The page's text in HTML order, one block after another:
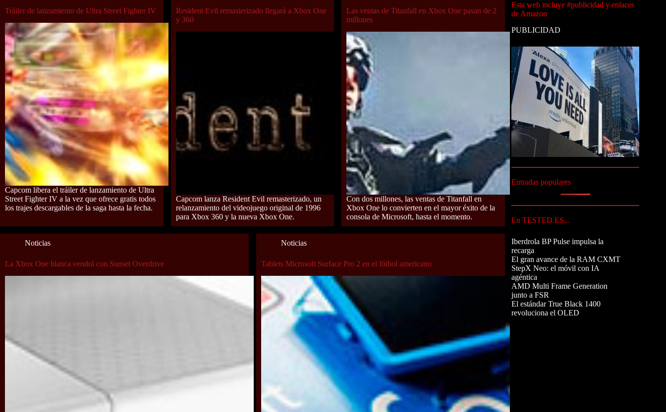
Tráiler de lanzamiento de Ultra Street Fighter IV
Capcom libera el tráiler de lanzamiento de Ultra
Street Fighter IV a la vez que ofrece gratis todos
los trajes descargables de la saga hasta la fecha.
Resident Evil remasterizado llegará a Xbox One
y 360
Capcom lanza Resident Evil remasterizado, un
relanzamiento del videojuego original de 1996
para Xbox 360 y la nueva Xbox One.
Las ventas de Titanfall en Xbox One pasan de 2
millones
Con dos millones, las ventas de Titanfall en
Xbox One lo convierten en el mayor éxito de la
consola de Microsoft, hasta el momento.
Noticias
La Xbox One blanca vendrá con Sunset Overdrive
Noticias
Tablets Microsoft Surface Pro 2 en el fútbol americano
Esta web incluye #publicidad y enlaces
de Amazon
PUBLICIDAD
Entradas populares
En TESTED.ES...
Iberdrola BP Pulse impulsa la
recarga
El gran avance de la RAM CXMT
StepX Neo: el móvil con IA
agéntica
AMD Multi Frame Generation
junto a FSR
El estándar True Black 1400
revoluciona el OLED